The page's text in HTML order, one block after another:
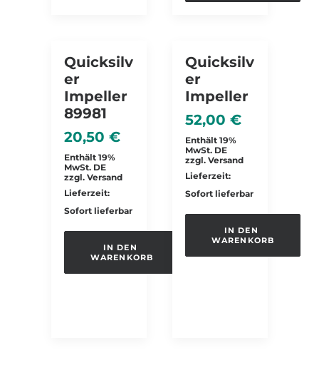
Quicksilv
Er
Impeller
89981
20,50 €
Enthält 19%
MwSt. DE
zzgl. Versand
Lieferzeit:
Sofort lieferbar
IN DEN
WARENKORB
Quicksilv
Er
Impeller
52,00 €
Enthält 19%
MwSt. DE
zzgl. Versand
Lieferzeit:
Sofort lieferbar
IN DEN
WARENKORB